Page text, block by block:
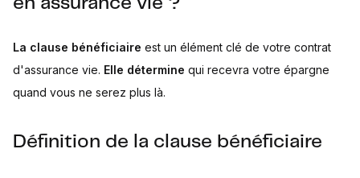
La clause bénéficiaire est un élément clé de votre contrat
d'assurance vie. Elle détermine qui recevra votre épargne
quand vous ne serez plus là.
Définition de la clause bénéficiaire